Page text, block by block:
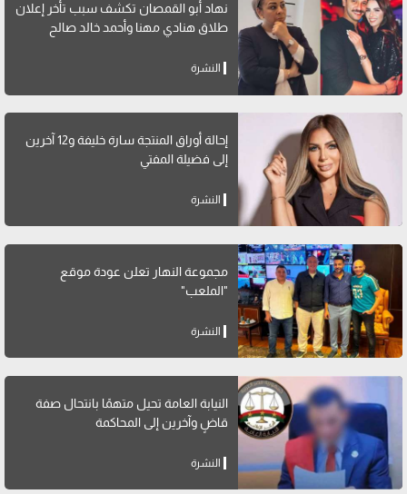
نهاد أبو القمصان تكشف سبب تأخر إعلان
طلاق هنادي مهنا وأحمد خالد صالح
النشرة
إحالة أوراق المنتجة سارة خليفة و12 آخرين
إلى فضيلة المفتي
النشرة
مجموعة النهار تعلن عودة موقع
"الملعب"
النشرة
النيابة العامة تحيل متهمًا بانتحال صفة
قاضٍ وآخرين إلى المحاكمة
النشرة